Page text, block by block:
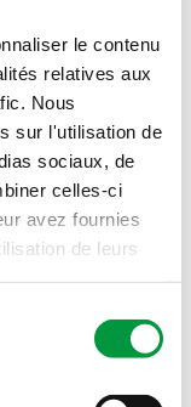
le contenu
relatives aux
Nous
sur l'utilisation de
sociaux, de
celles-ci
avez fournies
de leurs